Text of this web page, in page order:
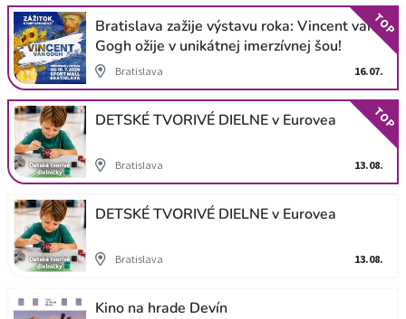
Bratislava zažije výstavu roka: Vincent van
Gogh ožije v unikátnej imerzívnej šou!
Bratislava 16.07.
TOP
DETSKÉ TVORIVÉ DIELNE v Eurovea
Bratislava 13.08.
TOP
DETSKÉ TVORIVÉ DIELNE v Eurovea
Bratislava 13.08.
Kino na hrade Devín